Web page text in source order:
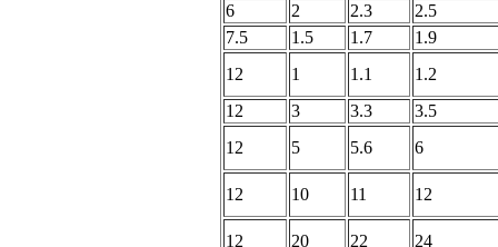
6
2 2.3
2.5
7.5
1.5 1.7
1.9
12
1 1.1
1.2
12
3 3.3
3.5
12
5 5.6 6
12 10 11 12
12 20 22
24